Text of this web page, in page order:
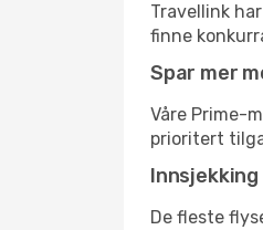
Travellink
finne
Spar mer
Våre Prime-
prioritert
De fleste